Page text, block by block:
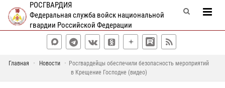
РОСГВАРДИЯ
Федеральная служба войск национальной
гвардии Российской Федерации
Главная Новости
Росгвардейцы обеспечили безопасность мероприятий
в Крещение Господне (видео)